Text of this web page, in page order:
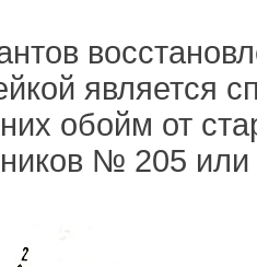
является
обойм от
№ 205 или